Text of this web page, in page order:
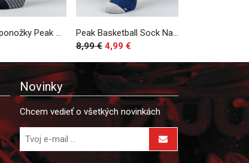
Bežecké ponožky Peak Professional Running Socks Black
Peak Basketball Sock Navy
8,99 € 4,99 €
Novinky
Chcem vedieť o všetkých novinkách